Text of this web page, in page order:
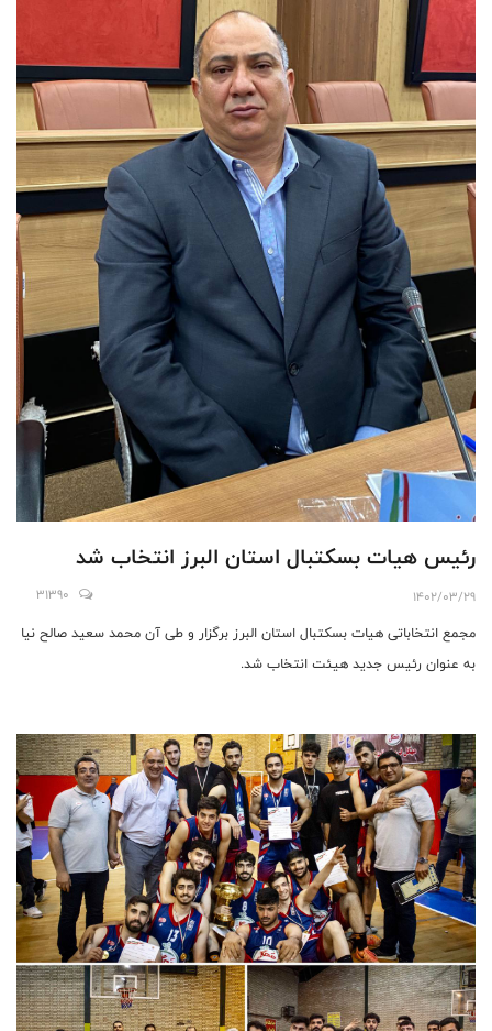
رئیس هیات بسکتبال استان البرز انتخاب شد
1402/03/29
31390
مجمع انتخاباتی هیات بسکتبال استان البرز برگزار و طی آن محمد سعید صالح نیا
به عنوان رئیس جدید هیئت انتخاب شد.